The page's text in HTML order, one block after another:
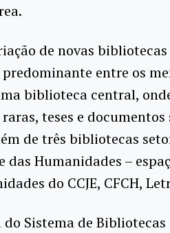
de novas
entre os
biblioteca central,
teses e
de três bibliotecas
das Humanidades –
do CCJE, CFCH,
Sistema de Bibliotecas